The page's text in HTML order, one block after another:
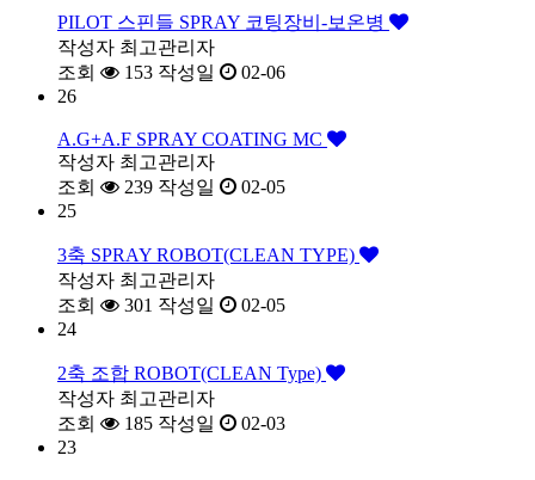
PILOT 스핀들 SPRAY 코팅장비-보온병
작성자 최고관리자
조회
153 작성일
02-06
26
A.G+A.F SPRAY COATING MC
작성자 최고관리자
조회
239 작성일
02-05
25
3축 SPRAY ROBOT(CLEAN TYPE)
작성자 최고관리자
조회
301 작성일
02-05
24
2축 조합 ROBOT(CLEAN Type)
작성자 최고관리자
조회
185 작성일
02-03
23